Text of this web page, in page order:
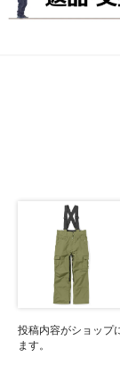
投稿内容がショップ
ます。